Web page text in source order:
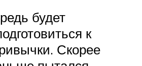
будет
к
Скорее